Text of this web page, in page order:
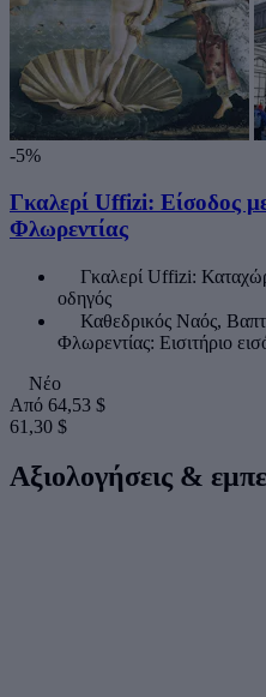
-5%
Γκαλερί Uffizi: Είσοδος
Φλωρεντίας
Γκαλερί Uffizi:
οδηγός
Καθεδρικός Ναός,
Φλωρεντίας: Εισιτήριο
Νέο
Από 64,53 $
61,30 $
Αξιολογήσεις &